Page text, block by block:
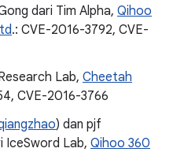
dari Tim Alpha, Qihoo
.: CVE-2016-3792, CVE-
Lab, Cheetah
CVE-2016-3766
) dan pjf
IceSword Lab, Qihoo 360